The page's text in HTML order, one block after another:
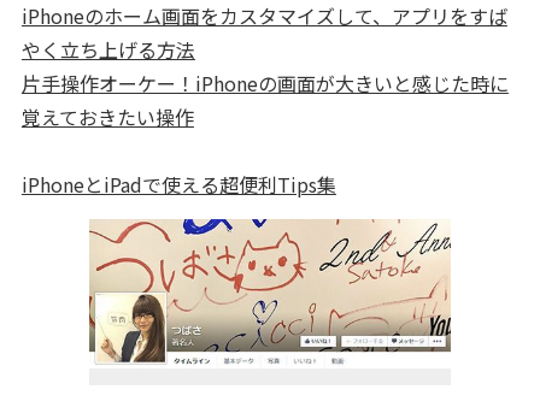
iPhoneのホーム画面をカスタマイズして、アプリをすば
やく立ち上げる方法
片手操作オーケー！iPhoneの画面が大きいと感じた時に
覚えておきたい操作
iPhoneとiPadで使える超便利Tips集